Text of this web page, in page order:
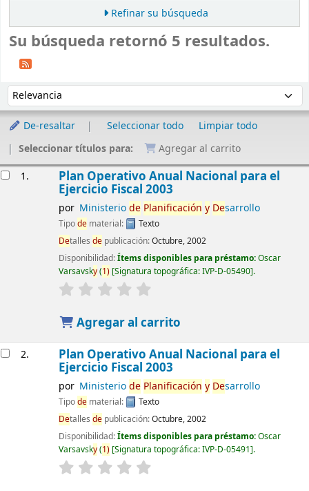
Refinar su búsqueda
Su búsqueda retornó 5 resultados.
Ordenar por:
De-resaltar Seleccionar todo
Limpiar todo
Seleccionar títulos para:
Agregar al carrito
1. Plan Operativo Anual Nacional para el
Ejercicio Fiscal 2003
por Ministeriode Planificación y Desarrollo
Tipodematerial:
Texto
Detalles depublicación:Octubre, 2002
Disponibilidad:Ítems disponibles para préstamo:Oscar
Varsavsky(1) Signatura topográfica:IVP-D-05490 .
Agregar al carrito
2. Plan Operativo Anual Nacional para el
Ejercicio Fiscal 2003
por Ministeriode Planificación y Desarrollo
Tipodematerial:
Texto
Detalles depublicación:Octubre, 2002
Disponibilidad:Ítems disponibles para préstamo:Oscar
Varsavsky(1) Signatura topográfica:IVP-D-05491 .